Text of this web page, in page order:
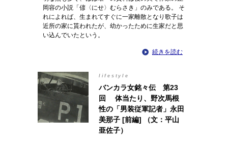
岡容の小説「偐〈にせ〉むらさき」のみである。 そ
れによれば、生まれてすぐに一家離散となり歌子は
近所の家に貰われたが、幼かったために生家だと思
い込んでいたという。
続きを読む
lifestyle
バンカラ女銘々伝 第23
回 体当たり、野次馬根
性の「男装従軍記者」永田
美那子 [前編] （文：平山
亜佐子）